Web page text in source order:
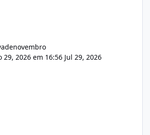
29, 2026 em 16:56 Jul 29, 2026